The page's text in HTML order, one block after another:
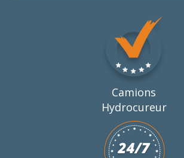
Camions
Hydrocureur